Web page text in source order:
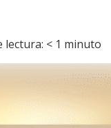
lectura: < 1 minuto